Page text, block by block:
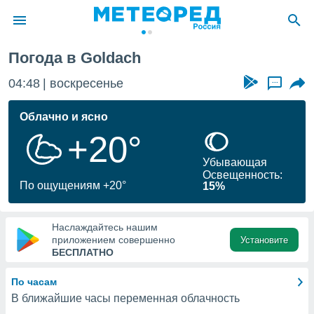
о
Вы можете
к этому
доступ
Погода в Goldach
04:48 воскресенье ...
Облачно и ясно
+20°
По ощущениям +20°
Убывающая
Освещенность:
15%
Наслаждайтесь нашим
приложением совершенно
БЕСПЛАТНО
Установите
По часам
В ближайшие часы переменная облачность